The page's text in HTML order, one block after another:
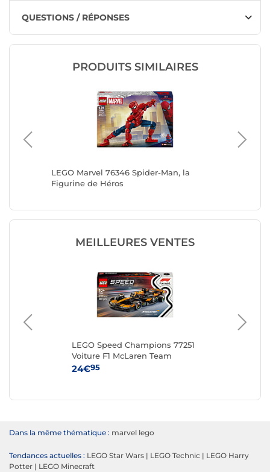
QUESTIONS / RÉPONSES
PRODUITS SIMILAIRES
LEGO Marvel 76346 Spider-Man, la
Figurine de Héros
MEILLEURES VENTES
LEGO Speed Champions 77251
Voiture F1 McLaren Team
MCL38
24€95
Dans la même thématique : marvel lego
Tendances actuelles : LEGO Star Wars | LEGO Technic | LEGO Harry
Potter | LEGO Minecraft